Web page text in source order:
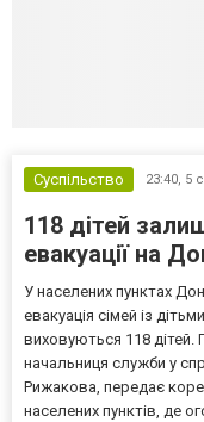
Суспільство 23:40, 5
118 дітей
евакуації на
У населених пунктах
евакуація сімей із
виховуються 118 дітей.
начальниця служби у
Рижакова, передає
населених пунктів, де